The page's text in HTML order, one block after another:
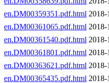
en.DM00359351.pdf.html
en.DM00361065.pdf.html
en.DM00361540.pdf.html
en.DM00361801.pdf.html
en.DM00363621.pdf.html
en.DM00365435.pdf.html